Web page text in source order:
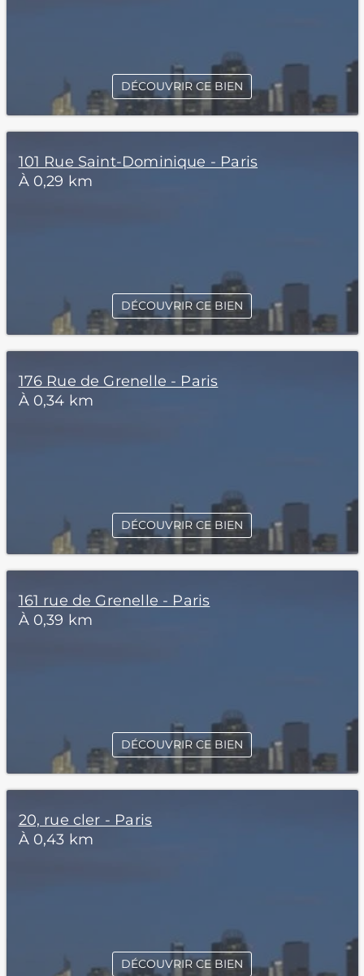
DÉCOUVRIR CE BIEN
101 Rue Saint-Dominique - Paris
À 0,29 km
DÉCOUVRIR CE BIEN
176 Rue de Grenelle - Paris
À 0,34 km
DÉCOUVRIR CE BIEN
161 rue de Grenelle - Paris
À 0,39 km
DÉCOUVRIR CE BIEN
20, rue cler - Paris
À 0,43 km
DÉCOUVRIR CE BIEN